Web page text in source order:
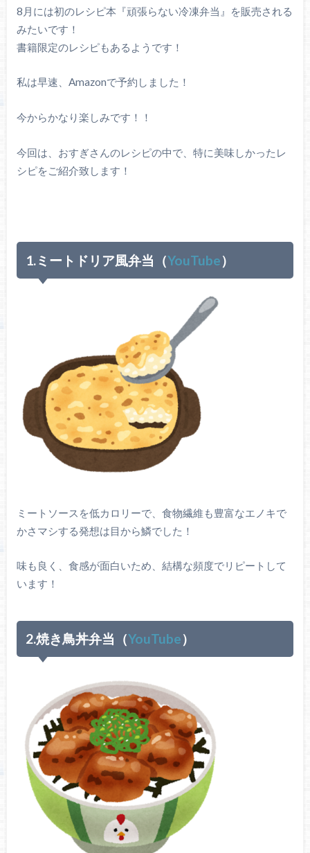
8月には初のレシピ本『頑張らない冷凍弁当』を販売される
みたいです！
書籍限定のレシピもあるようです！
私は早速、Amazonで予約しました！
今からかなり楽しみです！！
今回は、おすぎさんのレシピの中で、特に美味しかったレ
シピをご紹介致します！
1.ミートドリア風弁当（YouTube）
ミートソースを低カロリーで、食物繊維も豊富なエノキで
かさマシする発想は目から鱗でした！
味も良く、食感が面白いため、結構な頻度でリピートして
います！
2.焼き鳥丼弁当（YouTube）